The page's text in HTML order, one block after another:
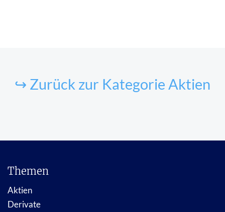
↪ Zurück zur Kategorie Aktien
Themen
Aktien
Derivate